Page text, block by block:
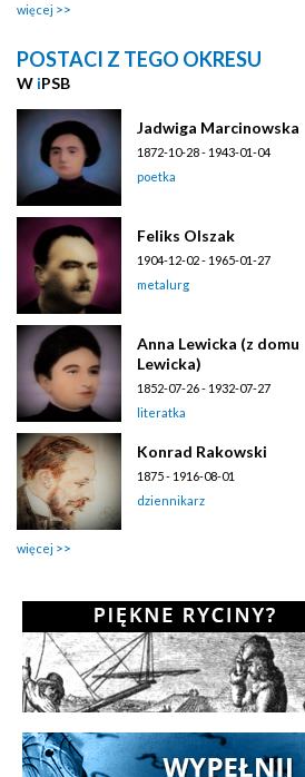
więcej
POSTACI Z TEGO OKRESU
W iPSB
Jadwiga Marcinowska
1872-10-28 - 1943-01-04
poetka
Feliks Olszak
1904-12-02 - 1965-01-27
metalurg
Anna Lewicka (z domu
Lewicka)
1852-07-26 - 1932-07-27
literatka
Konrad Rakowski
1875 - 1916-08-01
dziennikarz
więcej